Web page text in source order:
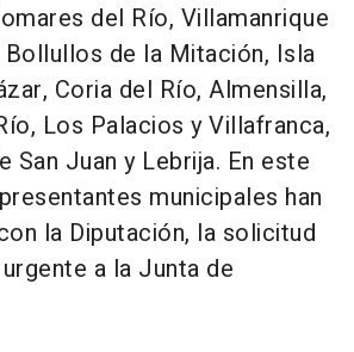
del Río, Villamanrique
Bollullos de la Mitación, Isla
Coria del Río, Almensilla,
Los Palacios y Villafranca,
San Juan y Lebrija. En este
municipales han
la Diputación, la solicitud
a la Junta de